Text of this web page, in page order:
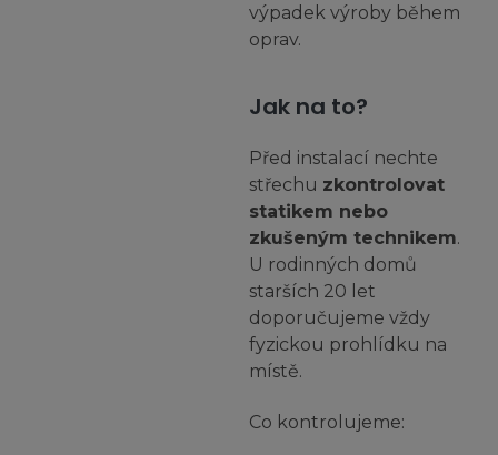
výpadek výroby během
oprav.
Jak na to?
Před instalací nechte
střechu zkontrolovat
statikem nebo
zkušeným technikem.
U rodinných domů
starších 20 let
doporučujeme vždy
fyzickou prohlídku na
místě.
Co kontrolujeme: